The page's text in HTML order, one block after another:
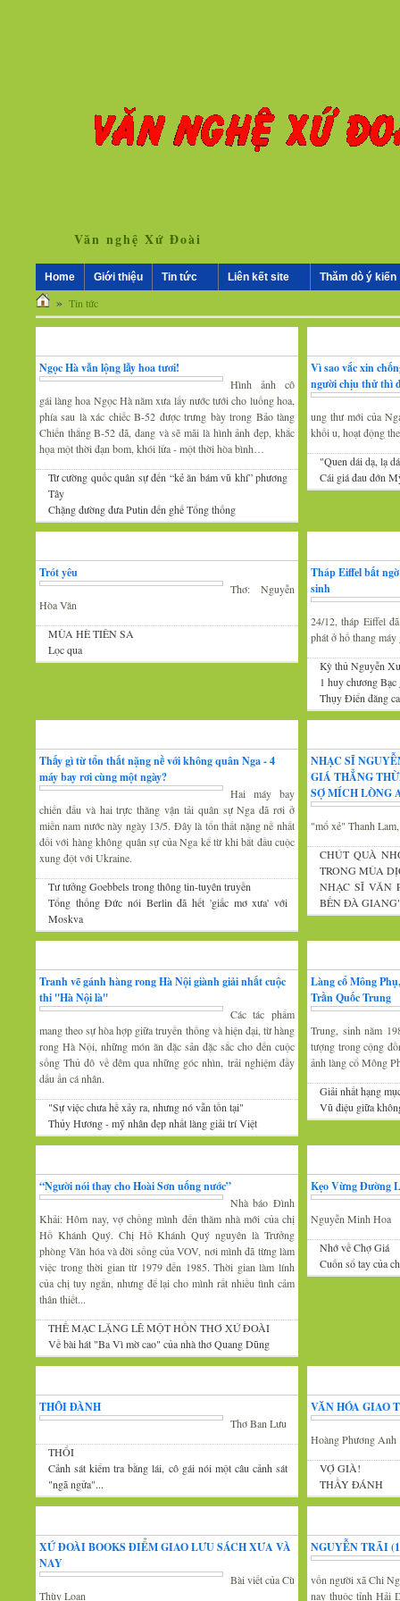
Văn nghệ Xứ Đoài
Home Giới thiệu Tin tức Liên kết site Thăm dò ý kiến
» Tin tức
Ngọc Hà vẫn lộng lẫy hoa tươi!
Hình ảnh cô
gái làng hoa Ngọc Hà năm xưa lấy nước tưới cho luống hoa,
phía sau là xác chiếc B-52 được trưng bày trong Bảo tàng
Chiến thắng B-52 đã, đang và sẽ mãi là hình ảnh đẹp, khắc
họa một thời đạn bom, khói lửa - một thời hòa bình…
Từ cường quốc quân sự đến “kẻ ăn bám vũ khí” phương
Tây
Chặng đường đưa Putin đến ghế Tổng thống
Vì sao vắc xin
người chịu thử thì
ung thư mới của
khối u, hoạt động
"Quen dái dạ, lạ
Cái giá đau đớn
Trót yêu
Thơ: Nguyễn
Hòa Văn
MÙA HÈ TIÊN SA
Lọc qua
Tháp Eiffel bất
sinh
24/12, tháp Eiffel
phát ở hố thang máy
Kỳ thủ Nguyễn
1 huy chương
Thụy Điển đăng
Thấy gì từ tổn thất nặng nề với không quân Nga - 4
máy bay rơi cùng một ngày?
Hai máy bay
chiến đấu và hai trực thăng vận tải quân sự Nga đã rơi ở
miền nam nước này ngày 13/5. Đây là tổn thất nặng nề nhất
đối với hàng không quân sự của Nga kể từ khi bắt đầu cuộc
xung đột với Ukraine.
Tư tưởng Goebbels trong thông tin-tuyên truyền
Tổng thống Đức nói Berlin đã hết 'giấc mơ xưa' với
Moskva
NHẠC SĨ
GIÁ THẲNG
SỢ MÍCH LÒNG
"mổ xẻ" Thanh
CHÚT QUÀ
TRONG MÙA
NHẠC SĨ VĂN
BẾN ĐÀ
Tranh vẽ gánh hàng rong Hà Nội giành giải nhất cuộc
thi ''Hà Nội là''
Các tác phẩm
mang theo sự hòa hợp giữa truyền thống và hiện đại, từ hàng
rong Hà Nội, những món ăn đặc sản đặc sắc cho đến cuộc
sống Thủ đô về đêm qua những góc nhìn, trải nghiệm đầy
dấu ấn cá nhân.
"Sự việc chưa hề xảy ra, nhưng nó vẫn tồn tại"
Thủy Hương - mỹ nhân đẹp nhất làng giải trí Việt
Làng cổ Mông
Trần Quốc Trung
Trung, sinh năm
tượng trong cộng
ảnh làng cổ Mông
Giải nhất hạng
Vũ điệu giữa
“Người nói thay cho Hoài Sơn uống nước”
Nhà báo Đình
Khải: Hôm nay, vợ chồng mình đến thăm nhà mới của chị
Hồ Khánh Quý. Chị Hồ Khánh Quý nguyên là Trưởng
phòng Văn hóa và đời sống của VOV, nơi mình đã từng làm
việc trong thời gian từ 1979 đến 1985. Thời gian làm lính
của chị tuy ngắn, nhưng để lại cho mình rất nhiều tình cảm
thân thiết...
THẾ MẠC LẶNG LẼ MỘT HỒN THƠ XỨ ĐOÀI
Về bài hát "Ba Vì mờ cao" của nhà thơ Quang Dũng
Kẹo Vừng Đường
Nguyễn Minh Hoa
Nhớ về Chợ Giá
Cuốn sổ tay của
THÔI ĐÀNH
Thơ Ban Lưu
THỔI
Cảnh sát kiểm tra bằng lái, cô gái nói một câu cảnh sát
"ngã ngửa"...
VĂN HÓA GIAO
Hoàng Phương Anh
VỢ GIÀ!
THẦY ĐÁNH
XỨ ĐOÀI BOOKS ĐIỂM GIAO LƯU SÁCH XƯA VÀ
NAY
Bài viết của Cù
Thùy Loan
NGUYỄN TRÃI
vốn người xã Chi
nay thuộc tỉnh Hải